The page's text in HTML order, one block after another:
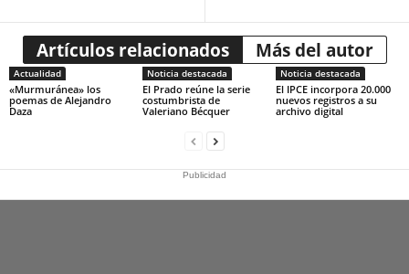
Artículos relacionados Más del autor
Actualidad
«Murmuránea» los
poemas de Alejandro
Daza
Noticia destacada
El Prado reúne la serie
costumbrista de
Valeriano Bécquer
Noticia destacada
El IPCE incorpora 20.000
nuevos registros a su
archivo digital
Publicidad